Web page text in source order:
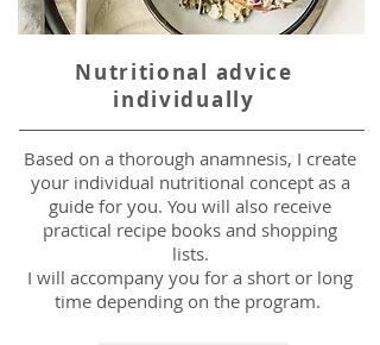
Nutritional advice
individually
Based on a thorough anamnesis, I create
your individual nutritional concept as a
guide for you. You will also receive
practical recipe books and shopping
lists.
I will accompany you for a short or long
time depending on the program.